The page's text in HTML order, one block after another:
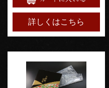
詳しくはこちら